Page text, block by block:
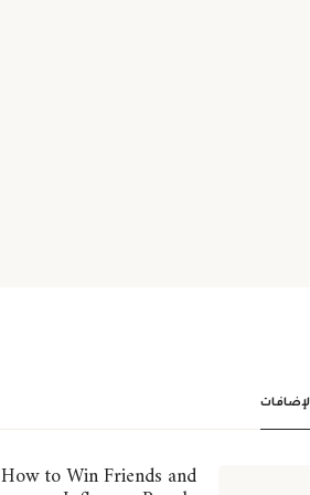
How to Win Friends and